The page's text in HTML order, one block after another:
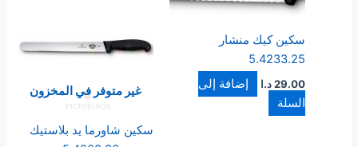
سكين كيك منشار
5.4233.25
29.00 د.ا
إضافة إلى
السلة
غير متوفر في المخزون
سكين شاورما يد بلاستيك